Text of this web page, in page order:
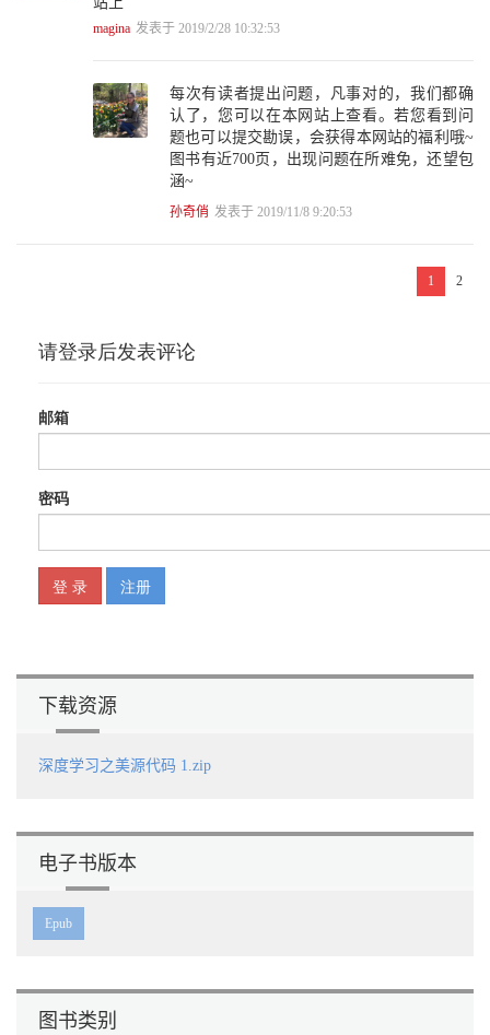
11.5.10 TensorFlow中的Variable对象 363
11.5.11 TensorFlow中的名称作用域 365
11.6.1 MNIST数据集简介 373
11.6.2 MNIST数据的获取与预处理 375
11.6.3 分类模型的构建—Softmax Regression 378
11.7 TensorFlow中的Eager执行模式 394
11.7.1 Eager执行模式的背景 394
11.7.2 Eager执行模式的安装 395
第12章 全面连接困何处，卷积网络显神威 404
12.1 卷积神经网络的历史 405
12.1.3 那场著名的学术赌局 410
12.2.1 卷积的数学定义 412
12.2.2 生活中的卷积 413
12.3 图像处理中的卷积 414
12.3.3 卷积在图像处理中的应用 418
12.4 卷积神经网络的结构 420
12.6 细说激活层 434
12.6.1 两个看似闲扯的问题 434
12.6.2 追寻问题的本质 435
12.6.3 ReLU的理论基础 437
12.8 勿忘全连接层 445
12.9 本章小结 446
12.10 请你思考 447
参考资料 448
第13章 纸上谈兵终觉浅，绝知卷积要编程 450
13.2.1 TensorFlow中的卷积函数 452
13.2.2 图像处理中的常用卷积核 456
magina 发表于 2019/2/28 10:32:53
每次有读者提出问题，凡事对的，我们都确
认了，您可以在本网站上查看。若您看到问
题也可以提交勘误，会获得本网站的福利哦~
图书有近700页，出现问题在所难免，还望包
涵~
孙奇俏 发表于 2019/11/8 9:20:53
1 2
下载资源
深度学习之美源代码 1.zip
电子书版本
Epub
图书类别